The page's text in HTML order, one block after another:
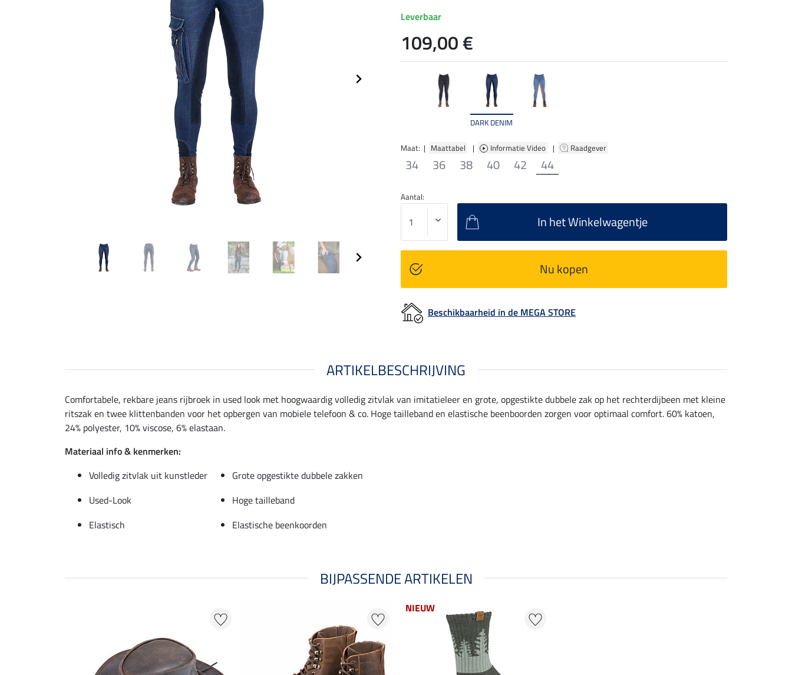
DARK DENIM
Maat: | Maattabel | Informatie Video | Raadgever
34 36 38 40 42 44
Leverbaar
109,00 €
Aantal:
In het Winkelwagentje
Nu kopen
Beschikbaarheid in de MEGA STORE
ARTIKELBESCHRIJVING
Comfortabele, rekbare jeans rijbroek in used look met hoogwaardig volledig zitvlak van imitatieleer en grote, opgestikte dubbele zak op het rechterdijbeen met kleine
ritszak en twee klittenbanden voor het opbergen van mobiele telefoon & co. Hoge tailleband en elastische beenboorden zorgen voor optimaal comfort. 60% katoen,
24% polyester, 10% viscose, 6% elastaan.
Materiaal info & kenmerken:
Volledig zitvlak uit kunstleder
Grote opgestikte dubbele zakken
Used-Look
Hoge tailleband
Elastisch
Elastische beenkoorden
BIJPASSENDE ARTIKELEN
NIEUW